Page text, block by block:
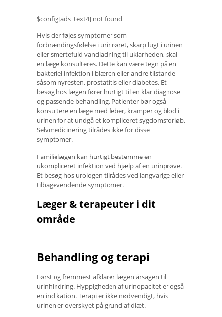
$config[ads_text4] not found
Hvis der føjes symptomer som
forbrændingsfølelse i urinrøret, skarp lugt i urinen
eller smertefuld vandladning til uklarheden, skal
en læge konsulteres. Dette kan være tegn på en
bakteriel infektion i blæren eller andre tilstande
såsom nyresten, prostatitis eller diabetes. Et
besøg hos lægen fører hurtigt til en klar diagnose
og passende behandling. Patienter bør også
konsultere en læge med feber, kramper og blod i
urinen for at undgå et kompliceret sygdomsforløb.
Selvmedicinering tilrådes ikke for disse
symptomer.
Familielægen kan hurtigt bestemme en
ukompliceret infektion ved hjælp af en urinprøve.
Et besøg hos urologen tilrådes ved langvarige eller
tilbagevendende symptomer.
Læger & terapeuter i dit
område
Behandling og terapi
Først og fremmest afklarer lægen årsagen til
urinhindring. Hyppigheden af ​​urinopacitet er også
en indikation. Terapi er ikke nødvendigt, hvis
urinen er overskyet på grund af diæt.